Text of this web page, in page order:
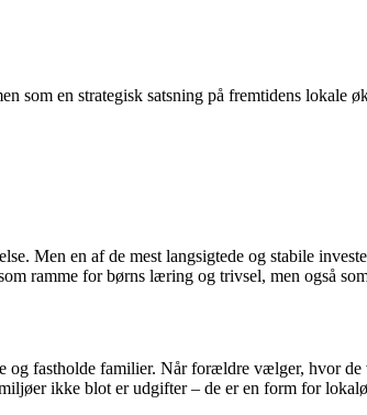
som en strategisk satsning på fremtidens
Men en af de mest langsigtede og stabile
ramme for børns læring og trivsel, men også
fastholde familier. Når forældre vælger, hvor
ikke blot er udgifter – de er en form for